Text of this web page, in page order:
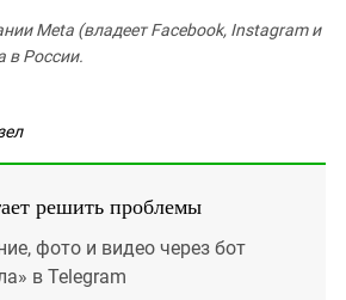
Meta (владеет Facebook, Instagram и
в России.
решить проблемы
фото и видео через бот
в Telegram